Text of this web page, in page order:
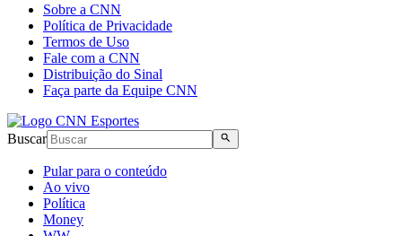
Sobre a CNN
Política de Privacidade
Termos de Uso
Fale com a CNN
Distribuição do Sinal
Faça parte da Equipe CNN
Buscar
Pular para o conteúdo
Ao vivo
Política
Money